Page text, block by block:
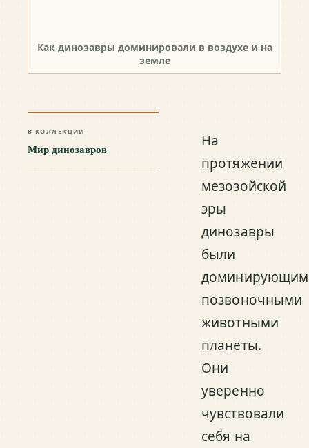
Как динозавры доминировали в воздухе и на
земле
В КОЛЛЕКЦИИ
Мир динозавров
На
протяжении
мезозойской
эры
динозавры
были
позвоночными
животными
планеты.
Они
уверенно
чувствовали
себя на